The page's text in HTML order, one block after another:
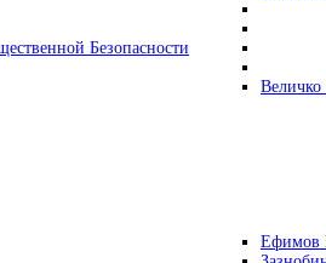
Безопасности
Ефимов